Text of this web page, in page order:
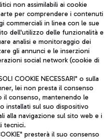
ITA
soggetta a direzione e
non assimilabili ai cookie
per comprendere i contenuti
commerciali in linea con le sue
dell'utilizzo delle funzionalità e
analisi e monitoraggio dei
gli annunci e le inserzioni
social network (cookie di
COOKIE NECESSARI" o sulla
lei non presta il consenso
consenso, mantenendo le
installati sul suo dispositivo
alla navigazione sul sito web e i
tecnici.
presterà il suo consenso